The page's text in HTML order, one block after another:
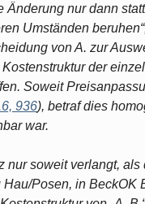
Änderung nur dann
Umständen
von A. zur
der
Soweit
936), betraf dies
war.
nur soweit verlangt,
Posen, in BeckOK